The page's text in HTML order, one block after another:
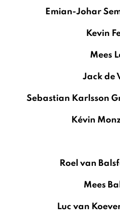
Emian-Johar
Kevin
Mees
Jack de
Sebastian Karlsson
Kévin
Roel van
Mees
Luc van